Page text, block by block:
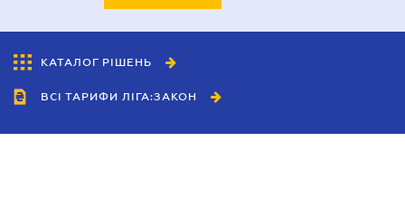
КАТАЛОГ РІШЕНЬ
ВСІ ТАРИФИ ЛІГА:ЗАКОН